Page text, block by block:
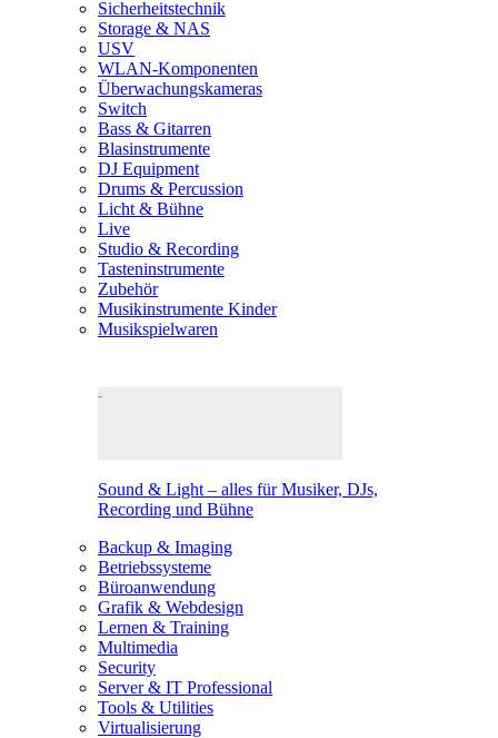
Sicherheitstechnik
Storage & NAS
USV
WLAN-Komponenten
Überwachungskameras
Switch
Bass & Gitarren
Blasinstrumente
DJ Equipment
Drums & Percussion
Licht & Bühne
Live
Studio & Recording
Tasteninstrumente
Zubehör
Musikinstrumente Kinder
Musikspielwaren
Sound & Light – alles für Musiker, DJs,
Recording und Bühne
Backup & Imaging
Betriebssysteme
Büroanwendung
Grafik & Webdesign
Lernen & Training
Multimedia
Security
Server & IT Professional
Tools & Utilities
Virtualisierung